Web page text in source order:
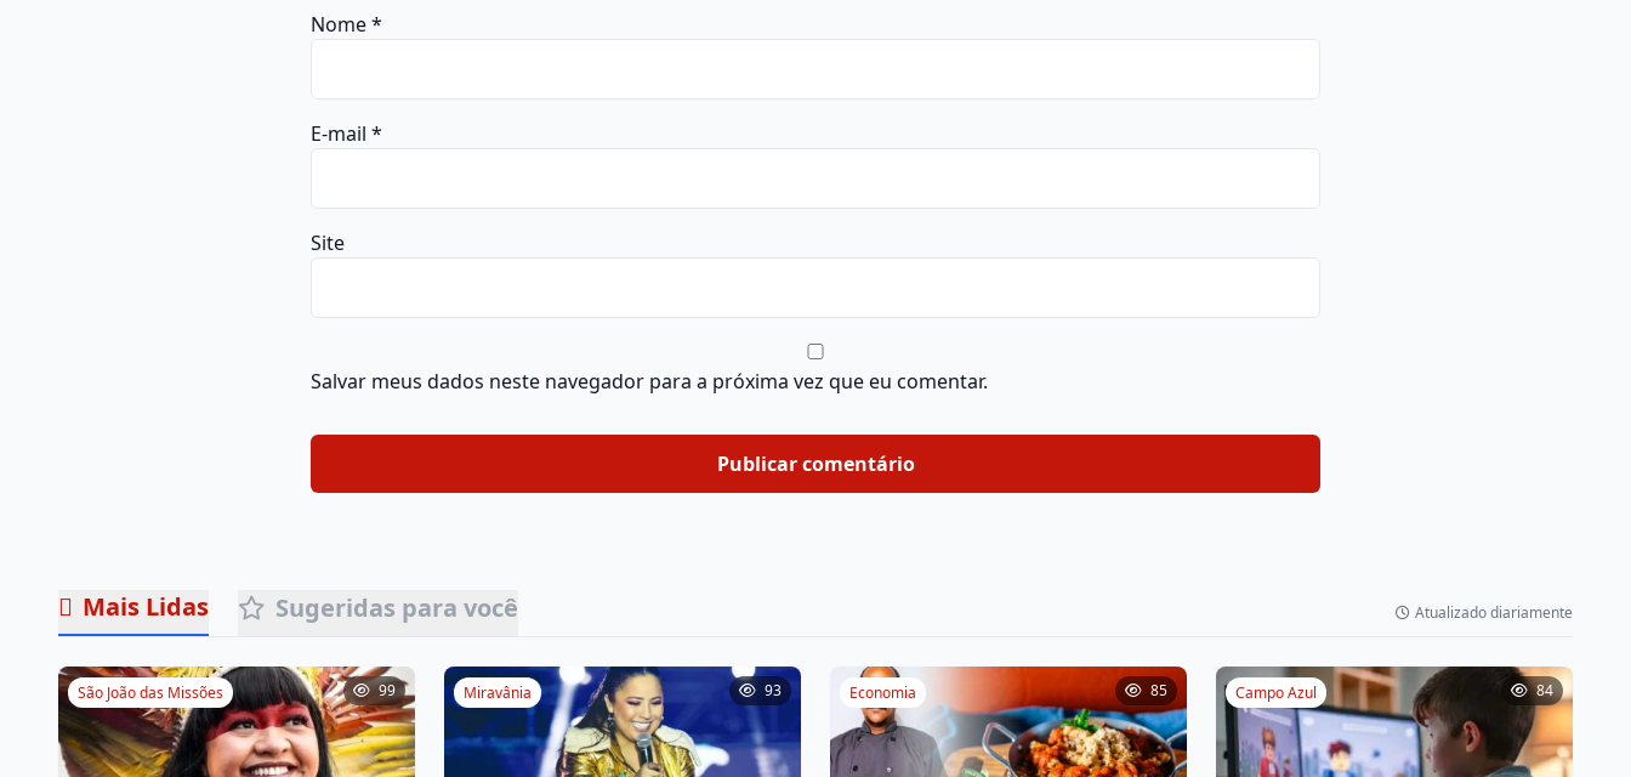
Nome*
E-mail *
Site
Salvar meus dados neste navegador para a próxima vez que eu comentar.
Mais Lidas Sugeridas para você Atualizado diariamente
São João das Missões 99 Miravânia 93 Economia 85 Campo Azul 84